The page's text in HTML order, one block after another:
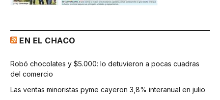
EN EL CHACO
Robó chocolates y $5.000: lo detuvieron a pocas cuadras
del comercio
Las ventas minoristas pyme cayeron 3,8% interanual en julio